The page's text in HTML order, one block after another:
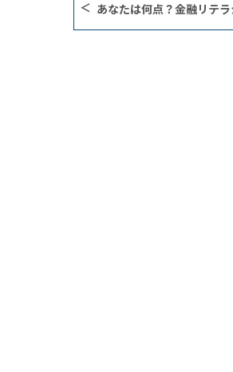
あなたは何点？金融リテ